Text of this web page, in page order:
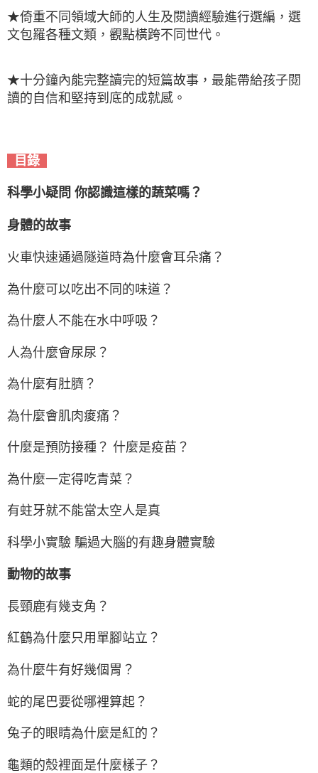
★倚重不同領域大師的人生及閱讀經驗進行選編，選
文包羅各種文類，觀點橫跨不同世代。
★十分鐘內能完整讀完的短篇故事，最能帶給孩子閱
讀的自信和堅持到底的成就感。
  目錄
科學小疑問 你認識這樣的蔬菜嗎？
身體的故事
火車快速通過隧道時為什麼會耳朵痛？
為什麼可以吃出不同的味道？
為什麼人不能在水中呼吸？
人為什麼會尿尿？
為什麼有肚臍？
為什麼會肌肉痠痛？
什麼是預防接種？ 什麼是疫苗？
為什麼一定得吃青菜？
有蛀牙就不能當太空人是真
科學小實驗 騙過大腦的有趣身體實驗
動物的故事
長頸鹿有幾支角？
紅鶴為什麼只用單腳站立？
為什麼牛有好幾個胃？
蛇的尾巴要從哪裡算起？
兔子的眼睛為什麼是紅的？
龜類的殼裡面是什麼樣子？